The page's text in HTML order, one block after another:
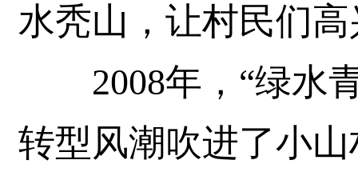
水秃山，让村民们
2008年，“绿水青
转型风潮吹进了小